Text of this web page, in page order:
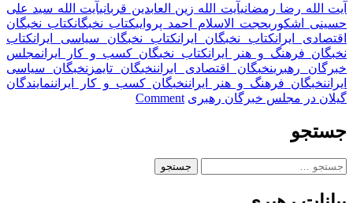
آیت الله رضا رمضانیآیت الله زین العابدین قربانیآیت الله سید علی
حسینی اشکوریحجت الاسلام احمد پرواییکتاب نخبگانکتاب نخبگان
اقتصادی ایرانکتاب نخبگان ایرانکتاب نخبگان سیاسی ایرانکتاب
نخبگان فرهنگ و هنر ایرانکتاب نخبگان کسب و کار ایرانمجلس
خبرگان رهبرینخبگان اقتصادی ایراننخبگان تایمز نخبگان سیاسی
ایراننخبگان فرهنگ و هنر ایراننخبگان کسب و کار ایراننمایندگان
گیلان در مجلس خبرگان رهبری Comment
on
جستجو
جستجو